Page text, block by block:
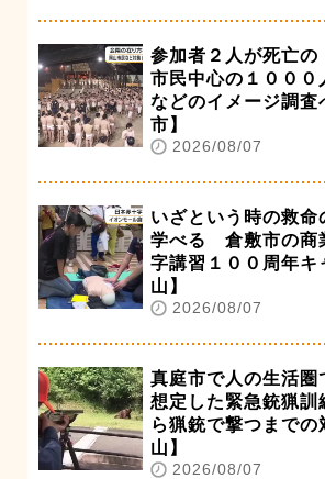
参加者２人が死亡の
市民中心の１０００
などのイメージ調査
市】
2026/08/07
いざという時の救命
学べる 倉敷市の商
字講習１００周年キ
山】
2026/08/07
真庭市で人の生活圏
想定した緊急銃猟
ら猟銃で撃つまでの
山】
2026/08/07